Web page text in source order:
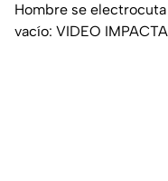
Hombre se
vacío: VIDEO